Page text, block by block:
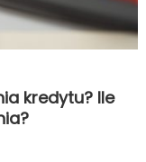
kredytu? Ile